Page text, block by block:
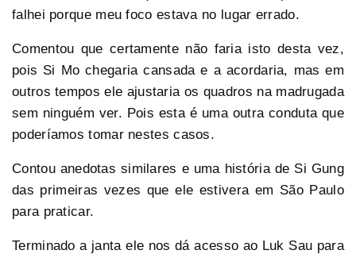
falhei porquemeu foco estava no lugar errado.
Comentou que certamente não faria isto desta vez,
pois Si Mo chegaria cansada e a acordaria, mas em
outros tempos ele ajustaria os quadros na madrugada
sem ninguém ver. Pois esta é uma outra conduta que
poderíamos tomar nestes casos.
Contou anedotas similares e uma história de Si Gung
das primeiras vezes que ele estivera em São Paulo
para praticar.
Terminado a janta ele nos dá acesso ao Luk Sau para